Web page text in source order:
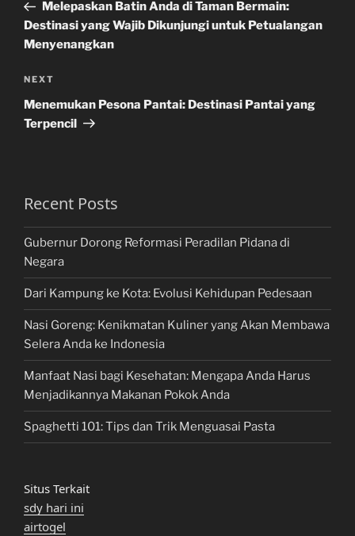
Melepaskan Batin Anda di Taman Bermain:
Destinasi yang Wajib Dikunjungi untuk Petualangan
Menyenangkan
Next
Post
NEXT
Menemukan Pesona Pantai: Destinasi Pantai yang
Terpencil
Recent Posts
Gubernur Dorong Reformasi Peradilan Pidana di
Negara
Dari Kampung ke Kota: Evolusi Kehidupan Pedesaan
Nasi Goreng: Kenikmatan Kuliner yang Akan Membawa
Selera Anda ke Indonesia
Manfaat Nasi bagi Kesehatan: Mengapa Anda Harus
Menjadikannya Makanan Pokok Anda
Spaghetti 101: Tips dan Trik Menguasai Pasta
Situs Terkait
sdy hari ini
airtogel